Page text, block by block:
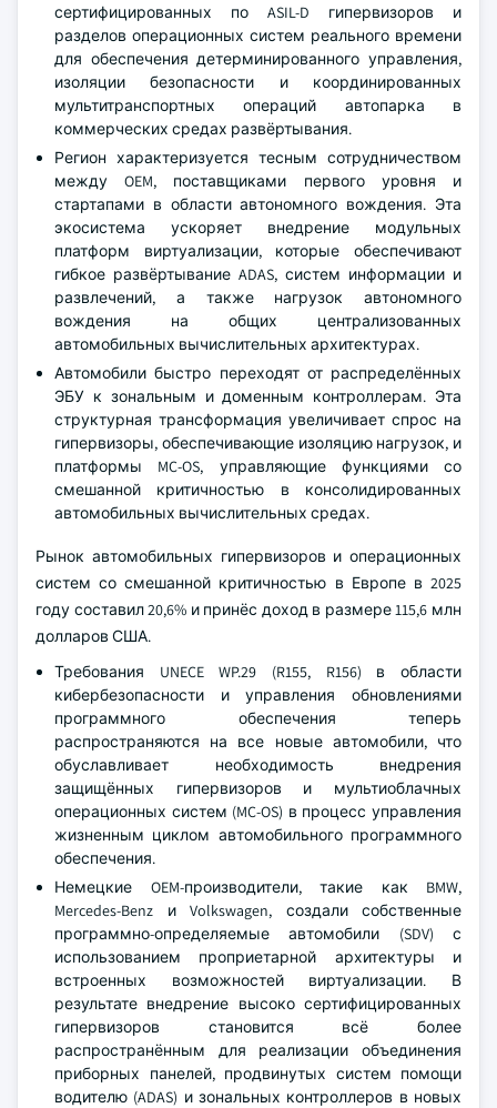
сертифицированных по ASIL-D гипервизоров и
разделов операционных систем реального времени
для обеспечения детерминированного управления,
изоляции безопасности и координированных
мультитранспортных операций автопарка в
коммерческих средах развёртывания.
Регион характеризуется тесным сотрудничеством
между OEM, поставщиками первого уровня и
стартапами в области автономного вождения. Эта
экосистема ускоряет внедрение модульных
платформ виртуализации, которые обеспечивают
гибкое развёртывание ADAS, систем информации и
развлечений, а также нагрузок автономного
вождения на общих централизованных
автомобильных вычислительных архитектурах.
Автомобили быстро переходят от распределённых
ЭБУ к зональным и доменным контроллерам. Эта
структурная трансформация увеличивает спрос на
гипервизоры, обеспечивающие изоляцию нагрузок, и
платформы MC-OS, управляющие функциями со
смешанной критичностью в консолидированных
автомобильных вычислительных средах.
Рынок автомобильных гипервизоров и операционных
систем со смешанной критичностью в Европе в 2025
году составил 20,6% и принёс доход в размере 115,6 млн
долларов США.
Требования UNECE WP.29 (R155, R156) в области
кибербезопасности и управления обновлениями
программного обеспечения теперь
распространяются на все новые автомобили, что
обуславливает необходимость внедрения
защищённых гипервизоров и мультиоблачных
операционных систем (MC-OS) в процесс управления
жизненным циклом автомобильного программного
обеспечения.
Немецкие OEM-производители, такие как BMW,
Mercedes-Benz и Volkswagen, создали собственные
программно-определяемые автомобили (SDV) с
использованием проприетарной архитектуры и
встроенных возможностей виртуализации. В
результате внедрение высоко сертифицированных
гипервизоров становится всё более
распространённым для реализации объединения
приборных панелей, продвинутых систем помощи
водителю (ADAS) и зональных контроллеров в новых